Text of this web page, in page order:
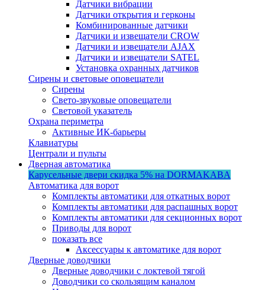
Датчики вибрации
Датчики открытия и герконы
Комбинированные датчики
Датчики и извещатели CROW
Датчики и извещатели AJAX
Датчики и извещатели SATEL
Установка охранных датчиков
Сирены и световые оповещатели
Сирены
Свето-звуковые оповещатели
Световой указатель
Охрана периметра
Активные ИК-барьеры
Клавиатуры
Централи и пульты
Дверная автоматика
Карусельные двери скидка 5% на DORMAKABA
Автоматика для ворот
Комплекты автоматики для откатных ворот
Комплекты автоматики для распашных ворот
Комплекты автоматики для секционных ворот
Приводы для ворот
показать все
Аксессуары к автоматике для ворот
Дверные доводчики
Дверные доводчики с локтевой тягой
Доводчики со скользящим каналом